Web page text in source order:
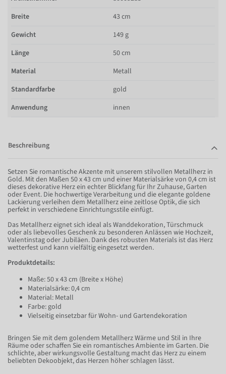
Breite
43 cm
Gewicht
149 g
Länge
50 cm
Material
Metall
Standardfarbe
gold
Anwendung
innen
Beschreibung
Setzen Sie romantische Akzente mit unserem stilvollen Metallherz in
Gold. Mit den Maßen 50 x 43 cm und einer Materialsärke von 0,4 cm ist
dieses dekorative Herz ein echter Blickfang für Ihr Zuhause, Garten
oder Event. Die hochwertige Verarbeitung und die elegante goldene
Lackierung verleihen dem Metallherz eine zeitlose Optik, die sich
perfekt in verschiedene Einrichtungsstile einfügt.
Das Metallherz eignet sich ideal als Wanddekoration, Türschmuck
oder als liebevolles Geschenk zu besonderen Anlässen wie Hochzeit,
Valentinstag oder Jubiläen. Dank des robusten Materials ist das Herz
wetterfest und kann vielfältig eingesetzt werden.
Produktdetails:
Maße: 50 x 43 cm (Breite x Höhe)
Materialsärke: 0,4 cm
Material: Metall
Farbe: gold
Vielseitig einsetzbar für Wohn- und Gartendekoration
Bringen Sie mit dem golendem Metallherz Wärme und Stil in Ihre
Räume oder schaffen Sie ein romantisches Ambiente im Garten. Die
schlichte, aber wirkungsvolle Gestaltung macht das Herz zu einem
beliebten Dekoobjekt, das Herzen höher schlagen lässt.